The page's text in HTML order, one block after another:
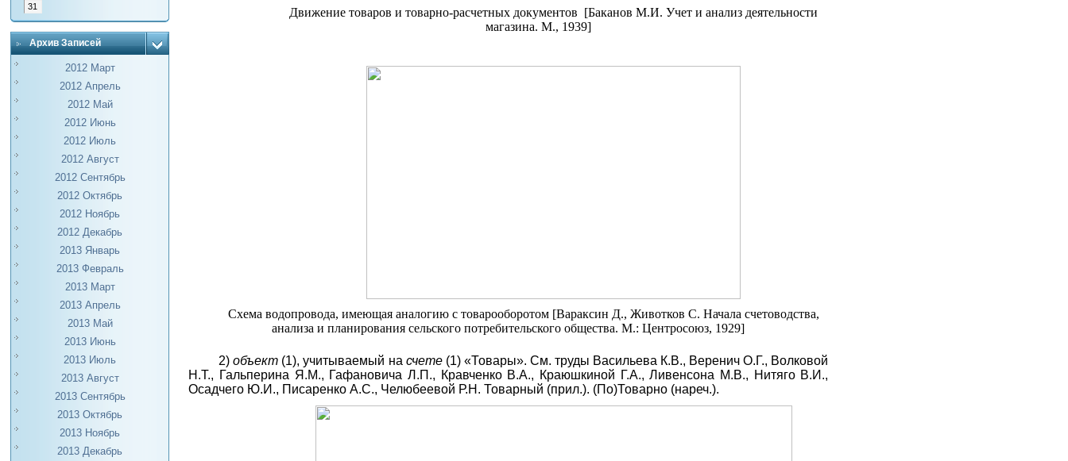
31
Архив Записей
2012 Март
2012 Апрель
2012 Май
2012 Июнь
2012 Июль
2012 Август
2012 Сентябрь
2012 Октябрь
2012 Ноябрь
2012 Декабрь
2013 Январь
2013 Февраль
2013 Март
2013 Апрель
2013 Май
2013 Июнь
2013 Июль
2013 Август
2013 Сентябрь
2013 Октябрь
2013 Ноябрь
2013 Декабрь
Движение товаров и товарно-расчетных документов [Баканов М.И. Учет и анализ деятельности
магазина. М., 1939]
Схема водопровода, имеющая аналогию с товарооборотом [Вараксин Д., Животков С. Начала счетоводства,
анализа и планирования сельского потребительского общества. М.: Центросоюз, 1929]
2)объект (1), учитываемый на счете(1) «Товары». См. труды Васильева К.В., Веренич О.Г., Волковой
Н.Т., Гальперина Я.М., Гафановича Л.П., Кравченко В.А., Краюшкиной Г.А., Ливенсона М.В., Нитяго В.И.,
Осадчего Ю.И., Писаренко А.С., Челюбеевой Р.Н. Товарный (прил.). (По)Товарно (нареч.).